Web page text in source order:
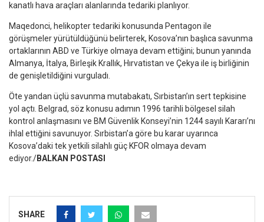
kanatlı hava araçları alanlarında tedariki planlıyor.
Maqedonci, helikopter tedariki konusunda Pentagon ile
görüşmeler yürütüldüğünü belirterek, Kosova’nın başlıca savunma
ortaklarının ABD ve Türkiye olmaya devam ettiğini; bunun yanında
Almanya, İtalya, Birleşik Krallık, Hırvatistan ve Çekya ile iş birliğinin
de genişletildiğini vurguladı.
Öte yandan üçlü savunma mutabakatı, Sırbistan’ın sert tepkisine
yol açtı. Belgrad, söz konusu adımın 1996 tarihli bölgesel silah
kontrol anlaşmasını ve BM Güvenlik Konseyi’nin 1244 sayılı Kararı’nı
ihlal ettiğini savunuyor. Sırbistan’a göre bu karar uyarınca
Kosova’daki tek yetkili silahlı güç KFOR olmaya devam
ediyor./BALKAN POSTASI
SHARE